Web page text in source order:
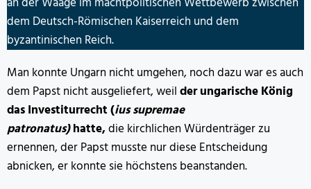
dem Deutsch-Römischen Kaiserreich und dem
byzantinischen Reich.
Man konnte Ungarn nicht umgehen, noch dazu war es auch
dem Papst nicht ausgeliefert, weilder ungarische König
das Investiturrecht (ius supremae
patronatus)hatte,die kirchlichen Würdenträger zu
ernennen, der Papst musste nur diese Entscheidung
abnicken, er konnte sie höchstens beanstanden.